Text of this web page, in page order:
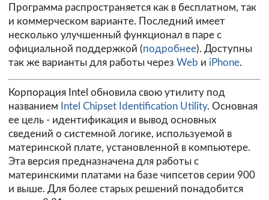
Программа распространяется как в бесплатном, так
и коммерческом варианте. Последний имеет
несколько улучшенный функционал в паре с
официальной поддержкой (подробнее). Доступны
так же варианты для работы через Web и iPhone.
Корпорация Intel обновила свою утилиту под
названием
Intel Chipset Identification Utility. Основная
ее цель - идентификация и вывод основных
сведений о системной логике, используемой в
материнской плате, установленной в компьютере.
Эта версия предназначена для работы с
материнскими платами на базе чипсетов серии 900
и выше. Для более старых решений понадобится